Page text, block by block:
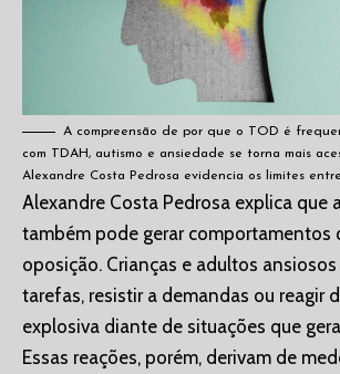
A compreensão de por que o TOD é
com TDAH, autismo e ansiedade se torna mais
Alexandre Costa Pedrosa evidencia os limites
Alexandre Costa Pedrosa explica que
também pode gerar comportamentos
oposição. Crianças e adultos
tarefas, resistir a demandas ou reagir
explosiva diante de situações que
Essas reações, porém, derivam de